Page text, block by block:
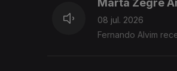
Marta Zegre
08 jul. 2026
Fernando Alvim